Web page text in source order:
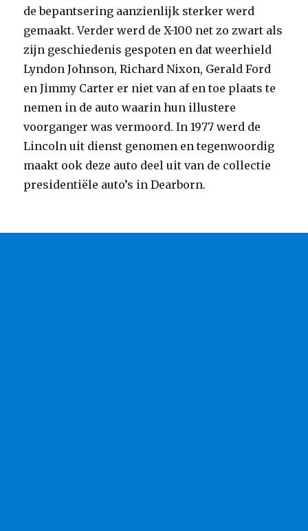
de bepantsering aanzienlijk sterker werd
gemaakt. Verder werd de X-100 net zo zwart als
zijn geschiedenis gespoten en dat weerhield
Lyndon Johnson, Richard Nixon, Gerald Ford
en Jimmy Carter er niet van af en toe plaats te
nemen in de auto waarin hun illustere
voorganger was vermoord. In 1977 werd de
Lincoln uit dienst genomen en tegenwoordig
maakt ook deze auto deel uit van de collectie
presidentiële auto’s in Dearborn.